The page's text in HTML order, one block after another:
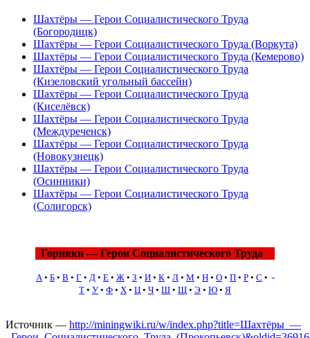
Шахтёры — Герои Социалистического Труда
(Богородицк)
Шахтёры — Герои Социалистического Труда (Воркута)
Шахтёры — Герои Социалистического Труда (Кемерово)
Шахтёры — Герои Социалистического Труда
(Кизеловский угольный бассейн)
Шахтёры — Герои Социалистического Труда
(Киселёвск)
Шахтёры — Герои Социалистического Труда
(Междуреченск)
Шахтёры — Герои Социалистического Труда
(Новокузнецк)
Шахтёры — Герои Социалистического Труда
(Осинники)
Шахтёры — Герои Социалистического Труда
(Солигорск)
Горняки — Герои Социалистического Труда
А • Б • В • Г • Д • Е • Ж • З • И • К • Л • М • Н • О • П • Р • С •
Т • У • Ф • Х • Ц • Ч • Ш • Щ • Э • Ю • Я
Источник — http://miningwiki.ru/w/index.php?title=Шахтёры_—